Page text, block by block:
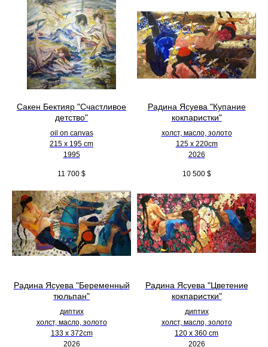
Сакен Бектияр "Счастливое
детство"
oil on canvas
215 x 195 cm
1995
11 700 $
Радина Ясуева "Купание
кокпаристки"
холст, масло, золото
125 х 220cm
2026
10 500 $
Радина Ясуева "Беременный
тюльпан"
диптих
холст, масло, золото
133 х 372cm
2026
Радина Ясуева "Цветение
кокпаристки"
диптих
холст, масло, золото
120 х 360 cm
2026